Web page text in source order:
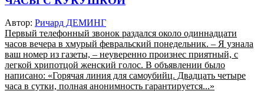
Автор: Ричард ДЕМИНГ
Первый телефонный звонок раздался около одиннадцати
часов вечера в хмурый февральский понедельник. – Я узнала
ваш номер из газеты, – неуверенно произнес приятный, с
легкой хрипотцой женский голос. В объявлении было
написано: «Горячая линия для самоубийц. Двадцать четыре
часа в сутки, полная анонимность гарантируется...»